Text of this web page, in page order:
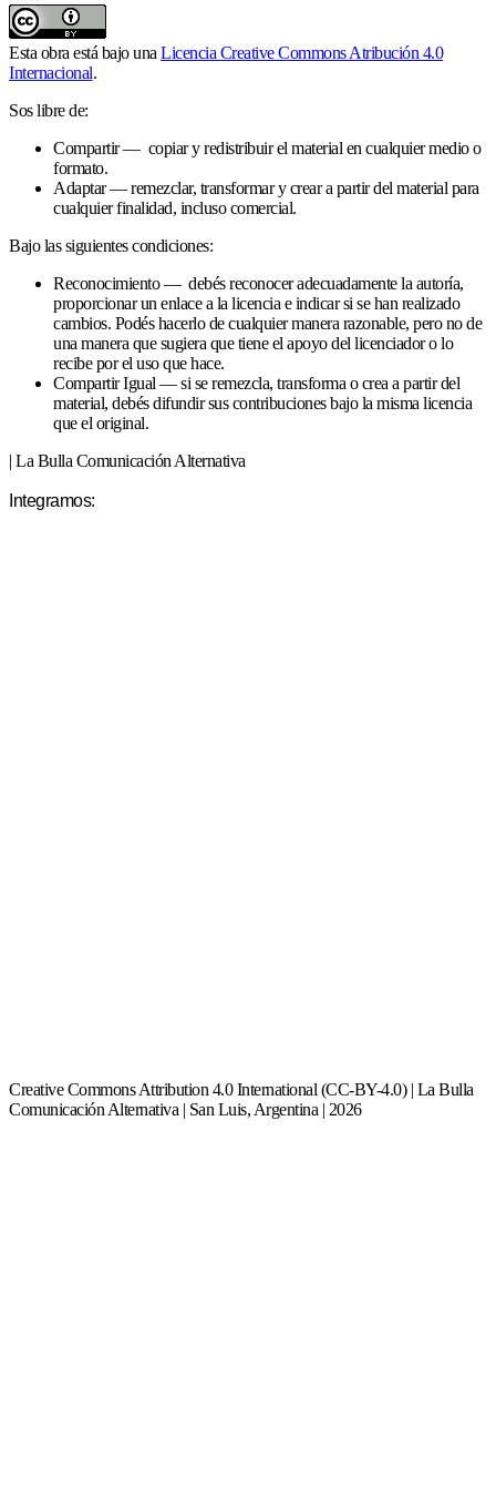
Esta obra está bajo una Licencia Creative Commons Atribución 4.0
Internacional.
Sos libre de:
Compartir — copiar y redistribuir el material en cualquier medio o
formato.
Adaptar — remezclar, transformar y crear a partir del material para
cualquier finalidad, incluso comercial.
Bajo las siguientes condiciones:
Reconocimiento — debés reconocer adecuadamente la autoría,
proporcionar un enlace a la licencia e indicar si se han realizado
cambios. Podés hacerlo de cualquier manera razonable, pero no de
una manera que sugiera que tiene el apoyo del licenciador o lo
recibe por el uso que hace.
Compartir Igual — si se remezcla, transforma o crea a partir del
material, debés difundir sus contribuciones bajo la misma licencia
que el original.
| La Bulla Comunicación Alternativa
Integramos:
Creative Commons Attribution 4.0 International (CC-BY-4.0) | La Bulla
Comunicación Alternativa | San Luis, Argentina | 2026